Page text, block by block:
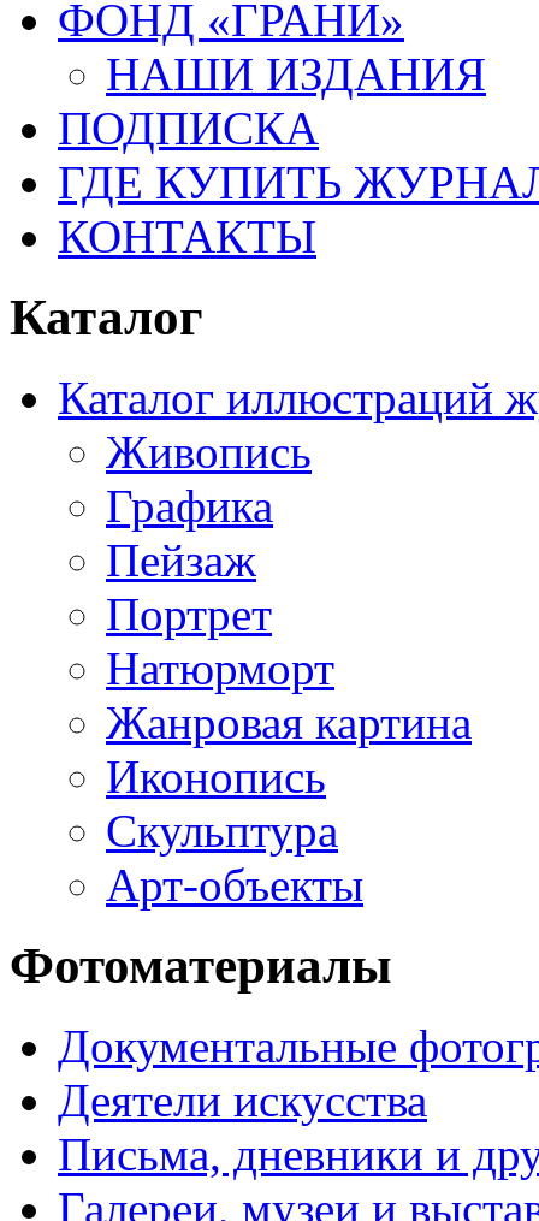
ФОНД «ГРАНИ»
НАШИ ИЗДАНИЯ
ПОДПИСКА
ГДЕ КУПИТЬ
КОНТАКТЫ
Каталог
Каталог иллюстраций
Живопись
Графика
Пейзаж
Портрет
Натюрморт
Жанровая картина
Иконопись
Скульптура
Арт-объекты
Фотоматериалы
Документальные
Деятели искусства
Письма, дневники и
Галереи, музеи и